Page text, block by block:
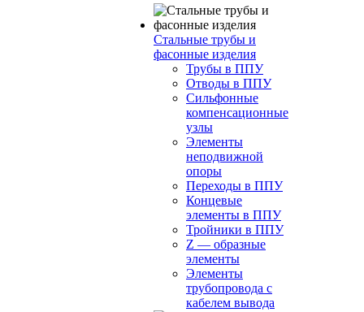
Стальные трубы и
фасонные изделия
Трубы в ППУ
Отводы в ППУ
Сильфонные
компенсационные
узлы
Элементы
неподвижной
опоры
Переходы в ППУ
Концевые
элементы в ППУ
Тройники в ППУ
Z — образные
элементы
Элементы
трубопровода с
кабелем вывода